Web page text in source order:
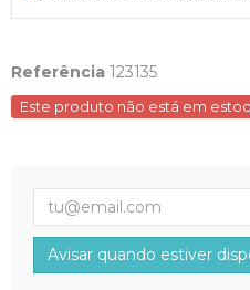
Referência 123135
Este produto não está em
Avisar quando estiver